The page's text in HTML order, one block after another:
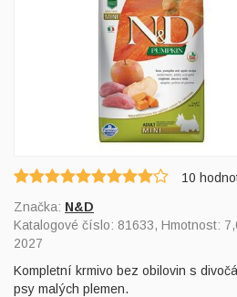
10
Značka: N&D
Katalogové číslo: 81633, Hmotnost:
2027
Kompletní krmivo bez obilovin s
psy malých plemen.